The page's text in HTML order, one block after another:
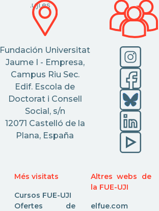
.uji.es
Fundación Universitat
Jaume I - Empresa,
Campus Riu Sec.
Edif. Escola de
Doctorat i Consell
Social, s/n
12071 Castelló de la
Plana, España
Més visitats
Cursos FUE-UJI
Ofertes de
Altres webs de
la FUE-UJI
elfue.com